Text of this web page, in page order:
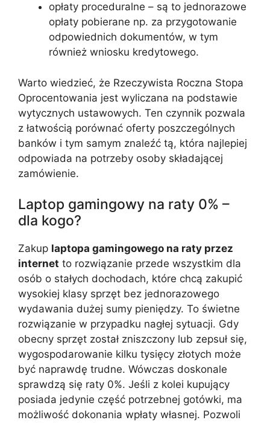
opłaty proceduralne – są to jednorazowe
opłaty pobierane np. za przygotowanie
odpowiednich dokumentów, w tym
również wniosku kredytowego.
Warto wiedzieć, że Rzeczywista Roczna Stopa
Oprocentowania jest wyliczana na podstawie
wytycznych ustawowych. Ten czynnik pozwala
z łatwością porównać oferty poszczególnych
banków i tym samym znaleźć tą, która najlepiej
odpowiada na potrzeby osoby składającej
zamówienie.
Laptop gamingowy na raty 0% –
dla kogo?
Zakup laptopa gamingowego na raty przez
internet to rozwiązanie przede wszystkim dla
osób o stałych dochodach, które chcą zakupić
wysokiej klasy sprzęt bez jednorazowego
wydawania dużej sumy pieniędzy. To świetne
rozwiązanie w przypadku nagłej sytuacji. Gdy
obecny sprzęt został zniszczony lub zepsuł się,
wygospodarowanie kilku tysięcy złotych może
być naprawdę trudne. Wówczas doskonale
sprawdzą się raty 0%. Jeśli z kolei kupujący
posiada jedynie część potrzebnej gotówki, ma
możliwość dokonania wpłaty własnej. Pozwoli